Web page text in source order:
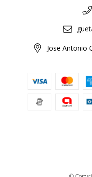
Jose Antonio